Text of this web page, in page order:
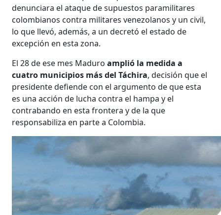
denunciara el ataque de supuestos paramilitares
colombianos contra militares venezolanos y un civil,
lo que llevó, además, a un decretó el estado de
excepción en esta zona.
El 28 de ese mes Maduroamplió la medida a
cuatro municipios más del Táchira, decisión que el
presidente defiende con el argumento de que esta
es una acción de lucha contra el hampa y el
contrabando en esta frontera y de la que
responsabiliza en parte a Colombia.